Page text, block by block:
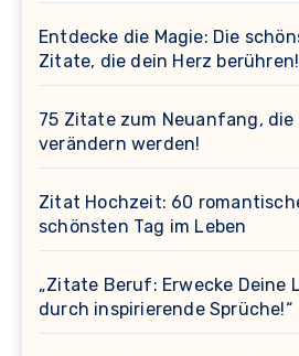
Entdecke die Magie: Die
Zitate, die dein Herz berühren!
75 Zitate zum Neuanfang, die
verändern werden!
Zitat Hochzeit: 60
schönsten Tag im Leben
„Zitate Beruf: Erwecke Deine
durch inspirierende Sprüche!“